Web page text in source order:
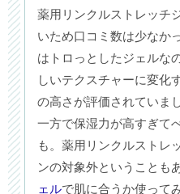
薬用リンクルストレッチ
いため口コミ数は少なか
はトロっとしたジェルな
しいテクスチャーに変化
の高さが評価されていまし
一方で保湿力が高すぎて
も。薬用リンクルストレ
ンの対象外ということも
ェルで肌に合うか使って